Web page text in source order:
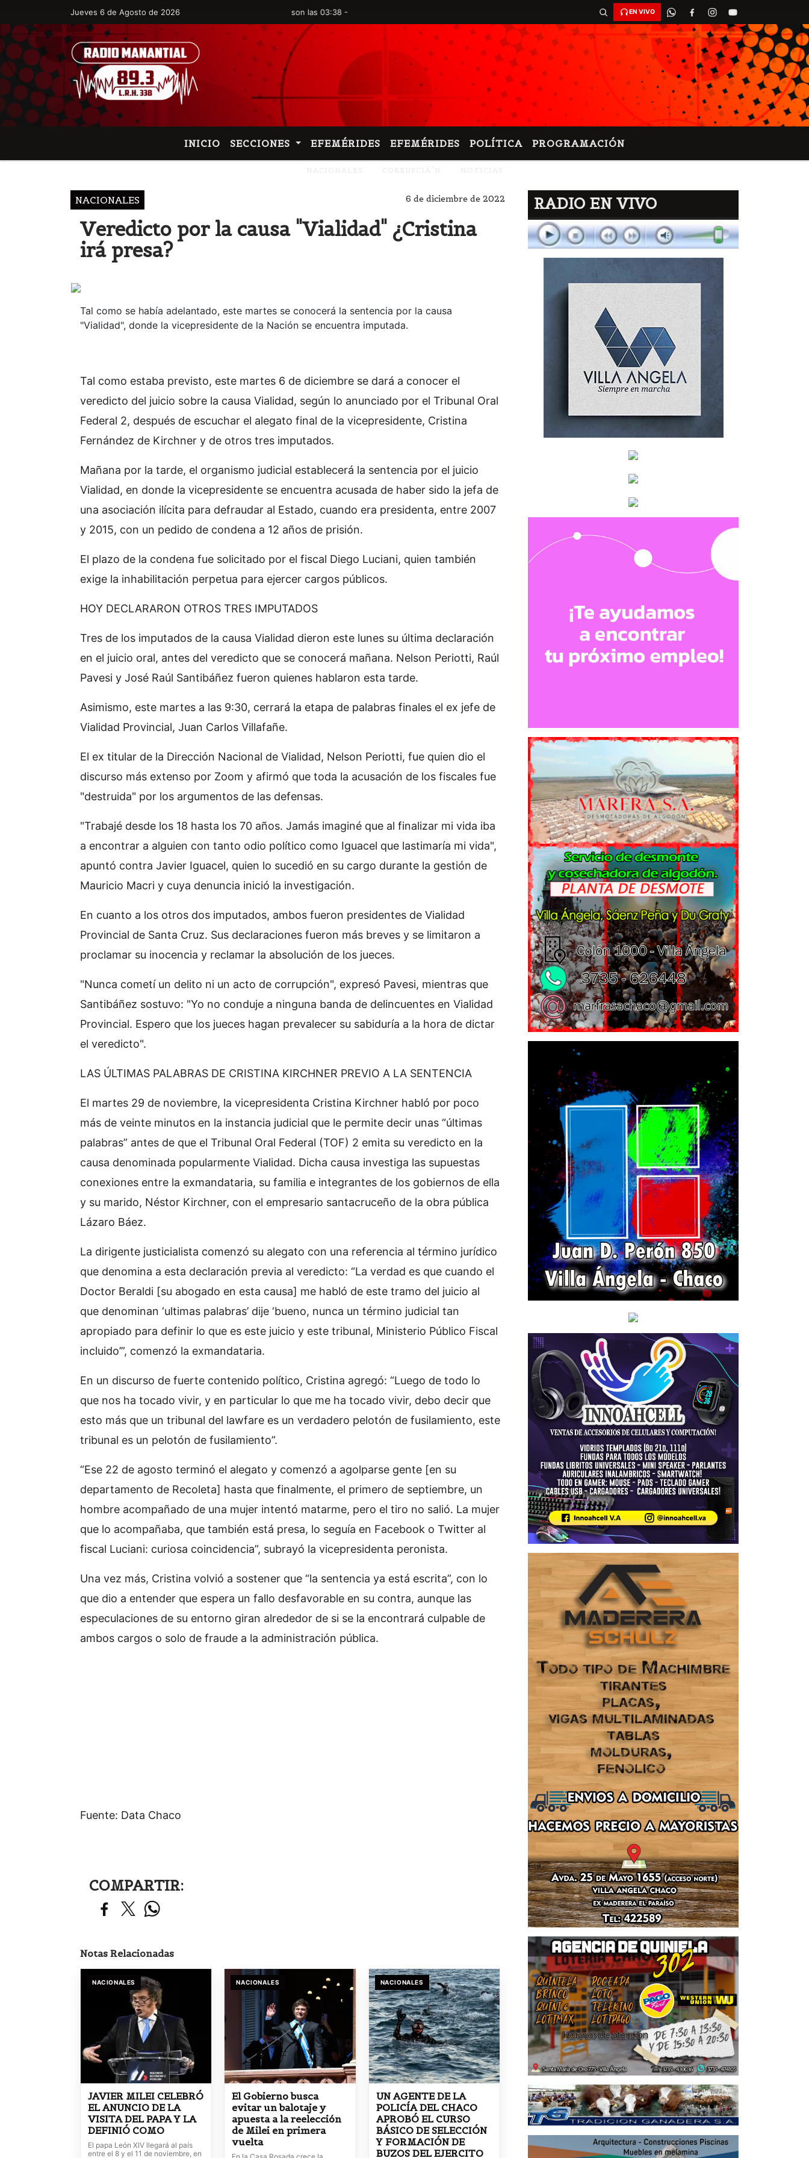
Jueves 6 de Agosto de 2026
Hoy es Jueves 6 de Agosto de 2026 y son las 03:38 - EN VIVO
INICIO SECCIONES EFEMÉRIDES EFEMÉRIDES POLÍTICA PROGRAMACIÓN
NACIONALES 6 de diciembre de 2022
Veredicto por la causa "Vialidad" ¿Cristina
irá presa?
Tal como se había adelantado, este martes se conocerá la sentencia por la causa
"Vialidad", donde la vicepresidente de la Nación se encuentra imputada.
Tal como estaba previsto, este martes 6 de diciembre se dará a conocer el
veredicto del juicio sobre la causa Vialidad, según lo anunciado por el Tribunal Oral
Federal 2, después de escuchar el alegato final de la vicepresidente, Cristina
Fernández de Kirchner y de otros tres imputados.
Mañana por la tarde, el organismo judicial establecerá la sentencia por el juicio
Vialidad, en donde la vicepresidente se encuentra acusada de haber sido la jefa de
una asociación ilícita para defraudar al Estado, cuando era presidenta, entre 2007
y 2015, con un pedido de condena a 12 años de prisión.
El plazo de la condena fue solicitado por el fiscal Diego Luciani, quien también
exige la inhabilitación perpetua para ejercer cargos públicos.
HOY DECLARARON OTROS TRES IMPUTADOS
Tres de los imputados de la causa Vialidad dieron este lunes su última declaración
en el juicio oral, antes del veredicto que se conocerá mañana. Nelson Periotti, Raúl
Pavesi y José Raúl Santibáñez fueron quienes hablaron esta tarde.
Asimismo, este martes a las 9:30, cerrará la etapa de palabras finales el ex jefe de
Vialidad Provincial, Juan Carlos Villafañe.
El ex titular de la Dirección Nacional de Vialidad, Nelson Periotti, fue quien dio el
discurso más extenso por Zoom y afirmó que toda la acusación de los fiscales fue
"destruida" por los argumentos de las defensas.
"Trabajé desde los 18 hasta los 70 años. Jamás imaginé que al finalizar mi vida iba
a encontrar a alguien con tanto odio político como Iguacel que lastimaría mi vida",
apuntó contra Javier Iguacel, quien lo sucedió en su cargo durante la gestión de
Mauricio Macri y cuya denuncia inició la investigación.
En cuanto a los otros dos imputados, ambos fueron presidentes de Vialidad
Provincial de Santa Cruz. Sus declaraciones fueron más breves y se limitaron a
proclamar su inocencia y reclamar la absolución de los jueces.
"Nunca cometí un delito ni un acto de corrupción", expresó Pavesi, mientras que
Santibáñez sostuvo: "Yo no conduje a ninguna banda de delincuentes en Vialidad
Provincial. Espero que los jueces hagan prevalecer su sabiduría a la hora de dictar
el veredicto".
LAS ÚLTIMAS PALABRAS DE CRISTINA KIRCHNER PREVIO A LA SENTENCIA
El martes 29 de noviembre, la vicepresidenta Cristina Kirchner habló por poco
más de veinte minutos en la instancia judicial que le permite decir unas “últimas
palabras” antes de que el Tribunal Oral Federal (TOF) 2 emita su veredicto en la
causa denominada popularmente Vialidad. Dicha causa investiga las supuestas
conexiones entre la exmandataria, su familia e integrantes de los gobiernos de ella
y su marido, Néstor Kirchner, con el empresario santacruceño de la obra pública
Lázaro Báez.
La dirigente justicialista comenzó su alegato con una referencia al término jurídico
que denomina a esta declaración previa al veredicto: “La verdad es que cuando el
Doctor Beraldi [su abogado en esta causa] me habló de este tramo del juicio al
que denominan ‘ultimas palabras’ dije ‘bueno, nunca un término judicial tan
apropiado para definir lo que es este juicio y este tribunal, Ministerio Público Fiscal
incluido’”, comenzó la exmandataria.
En un discurso de fuerte contenido político, Cristina agregó: “Luego de todo lo
que nos ha tocado vivir, y en particular lo que me ha tocado vivir, debo decir que
esto más que un tribunal del lawfare es un verdadero pelotón de fusilamiento, este
tribunal es un pelotón de fusilamiento”.
“Ese 22 de agosto terminó el alegato y comenzó a agolparse gente [en su
departamento de Recoleta] hasta que finalmente, el primero de septiembre, un
hombre acompañado de una mujer intentó matarme, pero el tiro no salió. La mujer
que lo acompañaba, que también está presa, lo seguía en Facebook o Twitter al
fiscal Luciani: curiosa coincidencia”, subrayó la vicepresidenta peronista.
Una vez más, Cristina volvió a sostener que “la sentencia ya está escrita”, con lo
que dio a entender que espera un fallo desfavorable en su contra, aunque las
especulaciones de su entorno giran alrededor de si se la encontrará culpable de
ambos cargos o solo de fraude a la administración pública.
Fuente: Data Chaco
COMPARTIR:
Notas Relacionadas
NACIONALES
JAVIER MILEI CELEBRÓ
EL ANUNCIO DE LA
VISITA DEL PAPA Y LA
DEFINIÓ COMO
El papa León XIV llegará al país
entre el 8 y el 11 de noviembre, en
NACIONALES
El Gobierno busca
evitar un balotaje y
apuesta a la reelección
de Milei en primera
vuelta
NACIONALES
UN AGENTE DE LA
POLICÍA DEL CHACO
APROBÓ EL CURSO
BÁSICO DE SELECCIÓN
Y FORMACIÓN DE
BUZOS DEL EJERCITO
RADIO EN VIVO